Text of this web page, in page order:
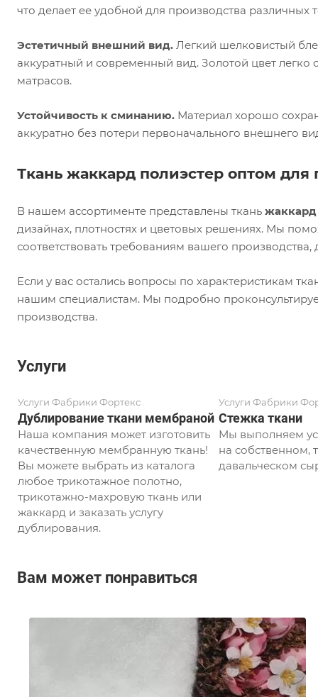
что делает ее удобной для производства различных
Эстетичный внешний вид. Легкий шелковистый
аккуратный и современный вид. Золотой цвет
матрасов.
Устойчивость к сминанию. Материал хорошо
аккуратно без потери первоначального внешнего
Ткань жаккард полиэстер оптом для
В нашем ассортименте представлены ткань жаккард
дизайнах, плотностях и цветовых решениях. Мы
соответствовать требованиям вашего
Если у вас остались вопросы по характеристикам
нашим специалистам. Мы подробно
производства.
Услуги
Услуги Фабрики Фортекс
Дублирование ткани мембраной
Наша компания может изготовить
качественную мембранную ткань!
Вы можете выбрать из каталога
любое трикотажное полотно,
трикотажно-махровую ткань или
жаккард и заказать услугу
дублирования.
Услуги Фабрики
Стежка ткани
Мы выполняем
на собственном,
давальческом
Вам может понравиться